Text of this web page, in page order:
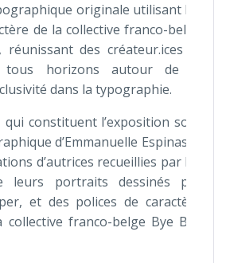
originale utilisant les
de la collective franco-belge
réunissant des créateur.ices et
tous horizons autour de la
dans la typographie.
constituent l’exposition sont
d’Emmanuelle Espinasse
d’autrices recueillies par les
leurs portraits dessinés par
et des polices de caractère
franco-belge Bye Bye